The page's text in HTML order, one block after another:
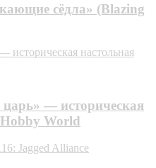
сёдла» (Blazing
настольная
— историческая
Hobby World
Jagged Alliance